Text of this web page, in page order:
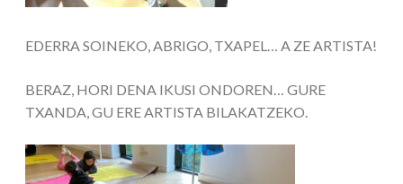
EDERRA SOINEKO, ABRIGO, TXAPEL… A ZE ARTISTA!
BERAZ, HORI DENA IKUSI ONDOREN… GURE
TXANDA, GU ERE ARTISTA BILAKATZEKO.